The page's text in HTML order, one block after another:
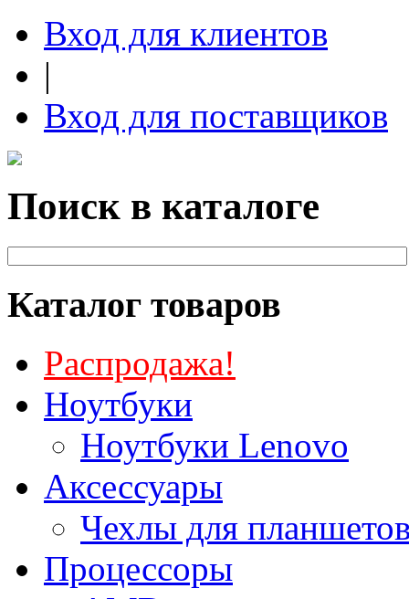
Вход для клиентов
|
Вход для поставщиков
Поиск в каталоге
Каталог товаров
Распродажа!
Ноутбуки
Ноутбуки Lenovo
Аксессуары
Чехлы для
Процессоры